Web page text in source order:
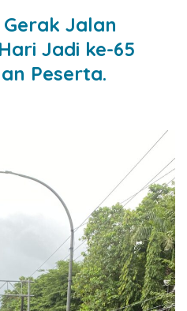
Jalan
Jadi ke-65
Peserta.